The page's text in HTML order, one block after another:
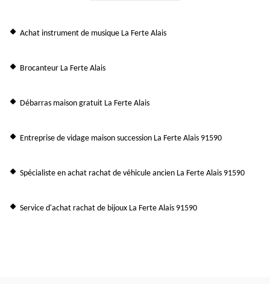
Achat instrument de musique La Ferte Alais
Brocanteur La Ferte Alais
Débarras maison gratuit La Ferte Alais
Entreprise de vidage maison succession La Ferte Alais 91590
Spécialiste en achat rachat de véhicule ancien La Ferte Alais 91590
Service d'achat rachat de bijoux La Ferte Alais 91590